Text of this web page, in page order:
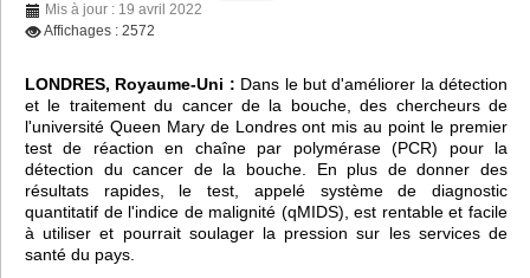
Mis à jour : 19 avril 2022
Affichages : 2572
LONDRES, Royaume-Uni : Dans le but d'améliorer la détection
et le traitement du cancer de la bouche, des chercheurs de
l'université Queen Mary de Londres ont mis au point le premier
test de réaction en chaîne par polymérase (PCR) pour la
détection du cancer de la bouche. En plus de donner des
résultats rapides, le test, appelé système de diagnostic
quantitatif de l'indice de malignité (qMIDS), est rentable et facile
à utiliser et pourrait soulager la pression sur les services de
santé du pays.